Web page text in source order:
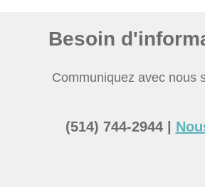
Besoin
Communiquez avec nous
(514) 744-2944 |